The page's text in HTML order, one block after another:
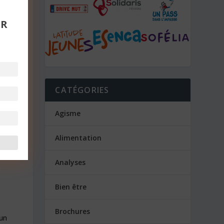
CATÉGORIES
Agisme
Alimentation
Analyses
Bien être
Brochures